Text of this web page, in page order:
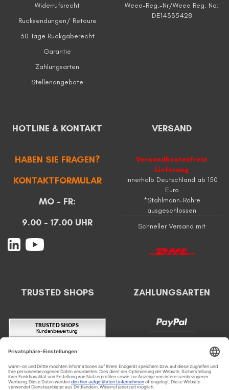
Widerrufsrecht
Rucksendungen/ Retoure
30 Tage Ruckgaberecht
Garantie
Zahlungsarten
Stellenangebote
Weee-Reg.-Nr/Weee Reg. No:
DE14335428
HOTLINE & KONTAKT
HABEN SIE FRAGEN?
KONTAKTFORMULAR
MO - FR:
9.00 - 17.00 UHR
VERSAND
Versandkostenfreie
Lieferung
innerhalb Deutschland ab 150
Euro
*Stahlmann-Rohre
ausgeschlossen
Schneller Versand mit
TRUSTED SHOPS ZAHLUNGSARTEN